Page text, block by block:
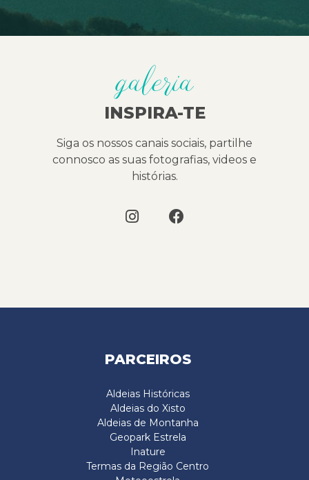
galeria
INSPIRA-TE
Siga os nossos canais sociais, partilhe
connosco as suas fotografias, videos e
histórias.
PARCEIROS
Aldeias Históricas
Aldeias do Xisto
Aldeias de Montanha
Geopark Estrela
Inature
Termas da Região Centro